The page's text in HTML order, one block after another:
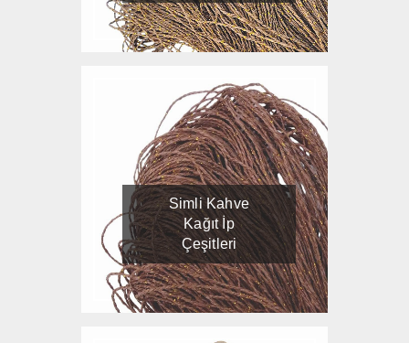
Simli Kahve
Kağıt İp
Çeşitleri